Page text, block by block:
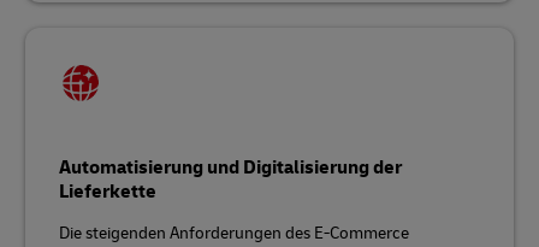
Automatisierung und Digitalisierung der
Lieferkette
Die steigenden Anforderungen des E-Commerce